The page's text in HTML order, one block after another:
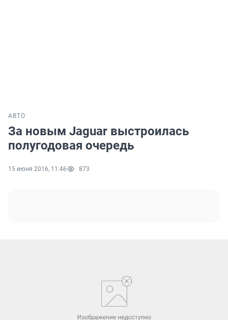
АВТО
За новым Jaguar выстроилась
полугодовая очередь
15 июня 2016, 11:46 873